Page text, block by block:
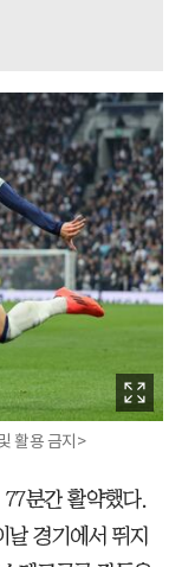
활용 금지>
분간 활약했다.
경기에서 뛰지